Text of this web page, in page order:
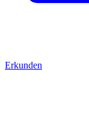
Erkunden